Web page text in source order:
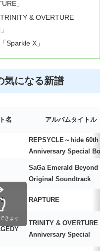
」
& OVERTURE
Sparkle X」
気になる新譜
名 アルバムタイトル
REPSYCLE～hide 60th
Anniversary Special Box
SaGa Emerald Beyond
Original Soundtrack
RAPTURE
TRINITY & OVERTURE
Anniversary Special
きます